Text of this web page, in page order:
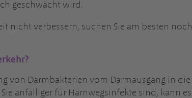
geschwächt wird.
nicht verbessern, suchen Sie am besten noch
von Darmbakterien vom Darmausgang in die
anfälliger für Harnwegsinfekte sind, kann es